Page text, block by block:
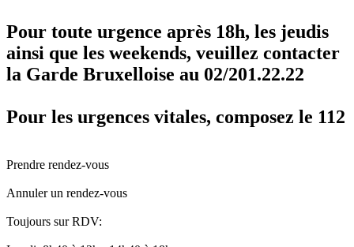
Pour toute urgence après 18h, les jeudis
ainsi que les weekends, veuillez contacter
la Garde Bruxelloise au 02/201.22.22
Pour les urgences vitales, composez le 112
Prendre rendez-vous
Annuler un rendez-vous
Toujours sur RDV: